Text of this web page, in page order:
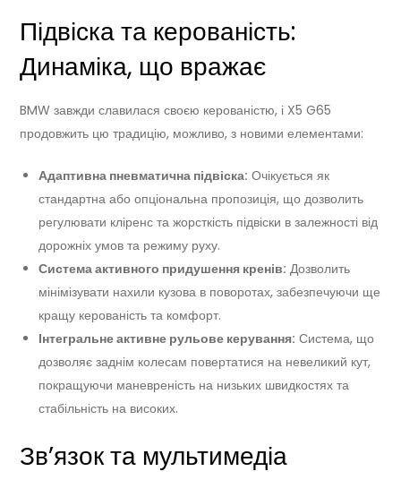
Підвіска та керованість:
Динаміка, що вражає
BMW завжди славилася своєю керованістю, і X5 G65
продовжить цю традицію, можливо, з новими елементами:
Адаптивна пневматична підвіска: Очікується як
стандартна або опціональна пропозиція, що дозволить
регулювати кліренс та жорсткість підвіски в залежності від
дорожніх умов та режиму руху.
Система активного придушення кренів: Дозволить
мінімізувати нахили кузова в поворотах, забезпечуючи ще
кращу керованість та комфорт.
Інтегральне активне рульове керування: Система, що
дозволяє заднім колесам повертатися на невеликий кут,
покращуючи маневреність на низьких швидкостях та
стабільність на високих.
Зв’язок та мультимедіа